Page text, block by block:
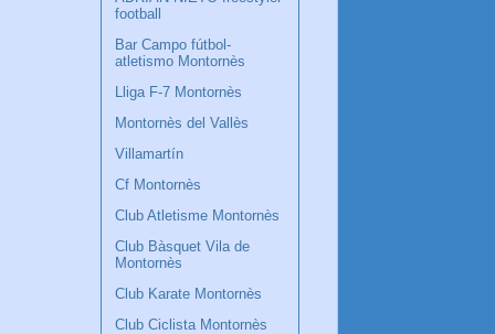
football
Bar Campo fútbol-
atletismo Montornès
Lliga F-7 Montornès
Montornès del Vallès
Villamartín
Cf Montornès
Club Atletisme Montornès
Club Bàsquet Vila de
Montornès
Club Karate Montornès
Club Ciclista Montornès